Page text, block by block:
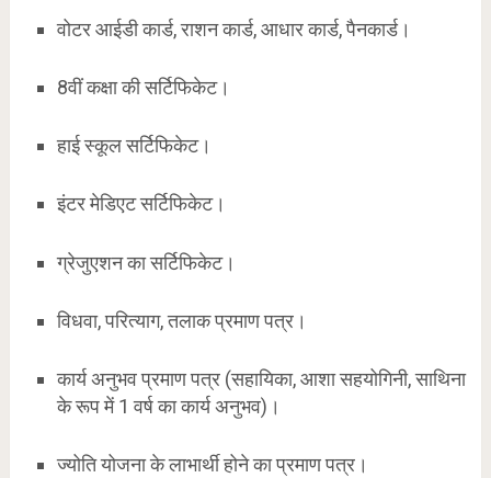
वोटर आईडी कार्ड, राशन कार्ड, आधार कार्ड, पैनकार्ड।
8वीं कक्षा की सर्टिफिकेट।
हाई स्कूल सर्टिफिकेट।
इंटर मेडिएट सर्टिफिकेट।
ग्रेजुएशन का सर्टिफिकेट।
विधवा, परित्याग, तलाक प्रमाण पत्र।
कार्य अनुभव प्रमाण पत्र (सहायिका, आशा सहयोगिनी, साथिना
के रूप में 1 वर्ष का कार्य अनुभव)।
ज्योति योजना के लाभार्थी होने का प्रमाण पत्र।